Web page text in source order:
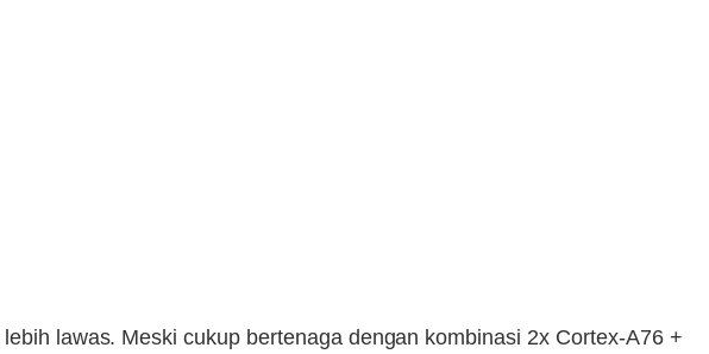
lawas. Meski cukup bertenaga dengan kombinasi 2x Cortex-A76 +